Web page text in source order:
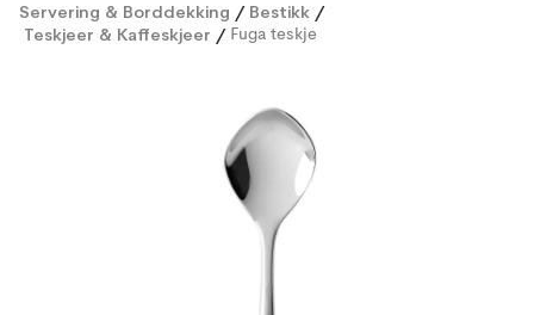
Servering & Borddekking / Bestikk /
Teskjeer & Kaffeskjeer / Fuga teskje